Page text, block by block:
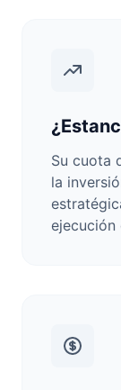
Su cuota
la
ejecución